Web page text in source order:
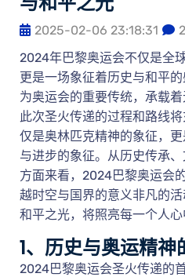
2025-02-06 23:18:31
2024年巴黎奥运会不仅是全
更是一场象征着历史与和平
为奥运会的重要传统，承载着
此次圣火传递的过程和路线
仅是奥林匹克精神的象征，
与进步的象征。从历史传承
方面来看，2024巴黎奥运会
越时空与国界的意义非凡的
和平之光，将照亮每一个人心
1、历史与奥运精神
2024巴黎奥运会圣火传递的